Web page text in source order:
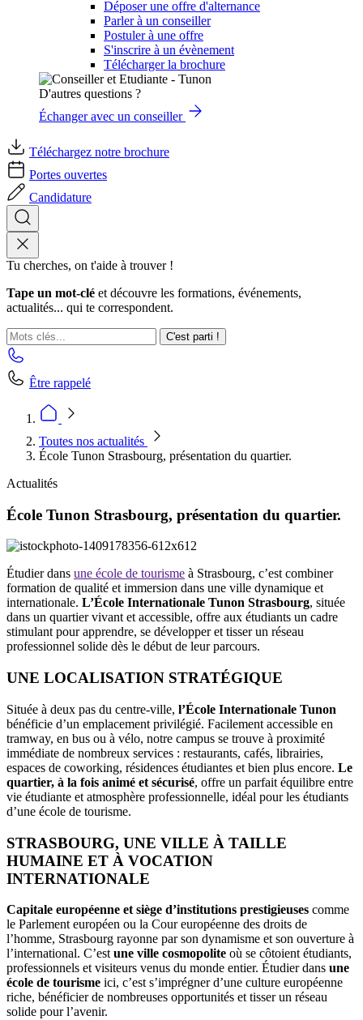
Déposer une offre d'alternance
Parler à un conseiller
Postuler à une offre
S'inscrire à un évènement
Télécharger la brochure
D'autres questions ?
Échanger avec un conseiller
Téléchargez notre brochure
Portes ouvertes
Candidature
Tu cherches, on t'aide à trouver !
Tape un mot-clé et découvre les formations, événements,
actualités... qui te correspondent.
C'est parti !
Être rappelé
Toutes nos actualités
École Tunon Strasbourg, présentation du quartier.
Actualités
École Tunon Strasbourg, présentation du quartier.
Étudier dans une école de tourisme à Strasbourg, c’est combiner
formation de qualité et immersion dans une ville dynamique et
internationale. L’École Internationale Tunon Strasbourg, située
dans un quartier vivant et accessible, offre aux étudiants un cadre
stimulant pour apprendre, se développer et tisser un réseau
professionnel solide dès le début de leur parcours.
UNE LOCALISATION STRATÉGIQUE
Située à deux pas du centre-ville, l’École Internationale Tunon
bénéficie d’un emplacement privilégié. Facilement accessible en
tramway, en bus ou à vélo, notre campus se trouve à proximité
immédiate de nombreux services : restaurants, cafés, librairies,
espaces de coworking, résidences étudiantes et bien plus encore. Le
quartier, à la fois animé et sécurisé, offre un parfait équilibre entre
vie étudiante et atmosphère professionnelle, idéal pour les étudiants
d’une école de tourisme.
STRASBOURG, UNE VILLE À TAILLE
HUMAINE ET À VOCATION
INTERNATIONALE
Capitale européenne et siège d’institutions prestigieuses comme
le Parlement européen ou la Cour européenne des droits de
l’homme, Strasbourg rayonne par son dynamisme et son ouverture à
l’international. C’est une ville cosmopolite où se côtoient étudiants,
professionnels et visiteurs venus du monde entier. Étudier dans une
école de tourisme ici, c’est s’imprégner d’une culture européenne
riche, bénéficier de nombreuses opportunités et tisser un réseau
solide pour l’avenir.